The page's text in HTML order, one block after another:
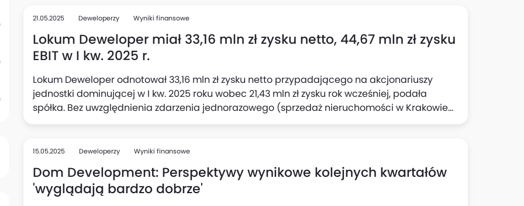
21.05.2025 Deweloperzy Wyniki finansowe
Lokum Deweloper miał 33,16 mln zł zysku netto, 44,67 mln zł zysku
EBIT w I kw. 2025 r.
Lokum Deweloper odnotował 33,16 mln zł zysku netto przypadającego na akcjonariuszy
jednostki dominującej w I kw. 2025 roku wobec 21,43 mln zł zysku rok wcześniej, podała
spółka. Bez uwzględnienia zdarzenia jednorazowego (sprzedaż nieruchomości w Krakowie
za 67 mln zł netto) Lokum miało stratę netto przypadającą akcjonariuszom podmiotu
15.05.2025 Deweloperzy Wyniki finansowe
Dom Development: Perspektywy wynikowe kolejnych kwartałów
'wyglądają bardzo dobrze'